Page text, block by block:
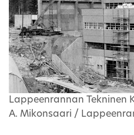
Lappeenrannan Tekninen
A. Mikonsaari /